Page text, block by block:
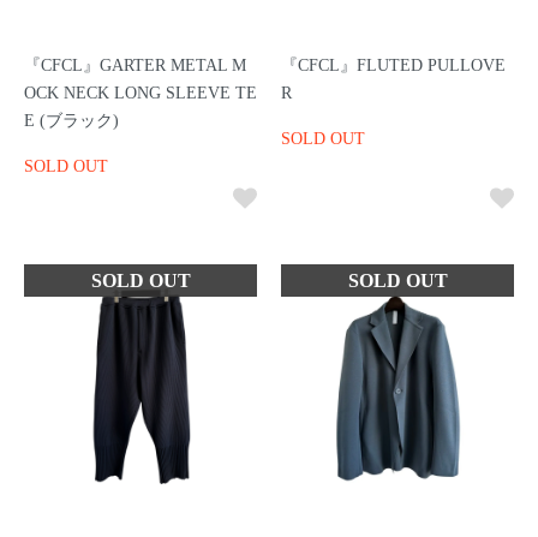
『CFCL』GARTER METAL M
OCK NECK LONG SLEEVE TE
E (ブラック)
SOLD OUT
『CFCL』FLUTED PULLOVE
R
SOLD OUT